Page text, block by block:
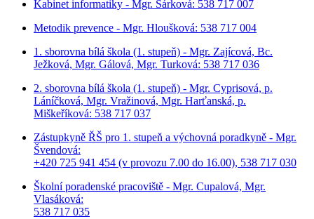
Kabinet informatiky - Mgr. Šárková: 538 717 007
Metodik prevence - Mgr. Hloušková: 538 717 004
1. sborovna bílá škola (1. stupeň) - Mgr. Zajícová, Bc.
Ježková, Mgr. Gálová, Mgr. Turková: 538 717 036
2. sborovna bílá škola (1. stupeň) - Mgr. Cyprisová, p.
Láníčková, Mgr. Vražinová, Mgr. Harťanská, p.
Miškeříková: 538 717 037
Zástupkyně ŘŠ pro 1. stupeň a výchovná poradkyně - Mgr.
Švendová:
+420 725 941 454 (v provozu 7.00 do 16.00), 538 717 030
Školní poradenské pracoviště - Mgr. Cupalová, Mgr.
Vlasáková:
538 717 035